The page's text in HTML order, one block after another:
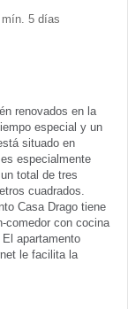
mín. 5 días
renovados en la
especial y un
situado en
especialmente
total de tres
cuadrados.
Casa Drago tiene
comedor con cocina
apartamento
le facilita la